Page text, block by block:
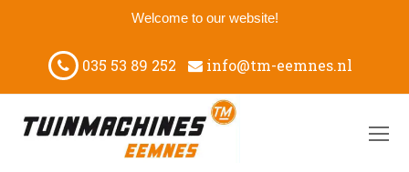
Welcome to our website!
035 53 89 252 info@tm-eemnes.nl